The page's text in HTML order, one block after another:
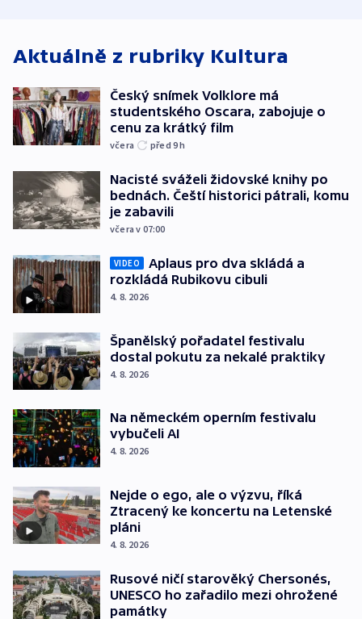
Aktuálně z rubriky Kultura
Český snímek Volklore má
studentského Oscara, zabojuje o
cenu za krátký film
včera před 9h
Nacisté sváželi židovské knihy po
bednách. Čeští historici pátrali, komu
je zabavili
včera v 07:00
VIDEO
Aplaus pro dva skládá a
rozkládá Rubikovu cibuli
4. 8. 2026
Španělský pořadatel festivalu
dostal pokutu za nekalé praktiky
4. 8. 2026
Na německém operním festivalu
vybučeli AI
4. 8. 2026
Nejde o ego, ale o výzvu, říká
Ztracený ke koncertu na Letenské
pláni
4. 8. 2026
Rusové ničí starověký Chersonés,
UNESCO ho zařadilo mezi ohrožené
památky